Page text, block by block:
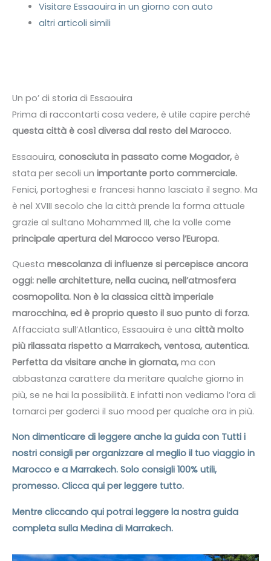
Visitare Essaouira in un giorno con auto
altri articoli simili
Un po’ di storia di Essaouira
Prima di raccontarti cosa vedere, è utile capire perché
questa città è così diversa dal resto del Marocco.
Essaouira, conosciuta in passato come Mogador, è
stata per secoli un importante porto commerciale.
Fenici, portoghesi e francesi hanno lasciato il segno. Ma
è nel XVIII secolo che la città prende la forma attuale
grazie al sultano Mohammed III, che la volle come
principale apertura del Marocco verso l’Europa.
Questa mescolanza di influenze si percepisce ancora
oggi: nelle architetture, nella cucina, nell’atmosfera
cosmopolita. Non è la classica città imperiale
marocchina, ed è proprio questo il suo punto di forza.
Affacciata sull’Atlantico, Essaouira è una città molto
più rilassata rispetto a Marrakech, ventosa, autentica.
Perfetta da visitare anche in giornata, ma con
abbastanza carattere da meritare qualche giorno in
più, se ne hai la possibilità. E infatti non vediamo l’ora di
tornarci per goderci il suo mood per qualche ora in più.
Non dimenticare di leggere anche la guida con Tutti i
nostri consigli per organizzare al meglio il tuo viaggio in
Marocco e a Marrakech. Solo consigli 100% utili,
promesso. Clicca qui per leggere tutto.
Mentre cliccando qui potrai leggere la nostra guida
completa sulla Medina di Marrakech.